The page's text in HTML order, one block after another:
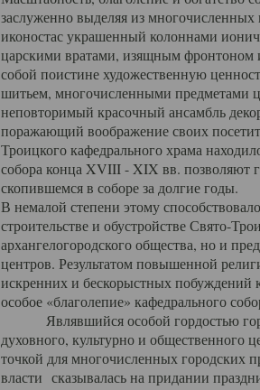
заслуженно выделяя из
иконостас украшенный колоннами
царскими вратами, изящным фронтоном
собой поистине художественную
шитьем, многочисленными предметами
неповторимый красочный ансамбль
поражающий воображение своих
Троицкого кафедрального храма
собора конца XVIII - XIX вв. позволяют
скопившемся в соборе за долгие годы.
В немалой степени этому
строительстве и обустройстве Свято-
архангелогородского общества, но и
центров. Результатом повышенной
искренних и бескорыстных побуждений
особое «благолепие» кафедрального
Являвшийся особой гордостью
духовного, культурно и общественного
точкой для многочисленных городских
власти сказывалась на придании